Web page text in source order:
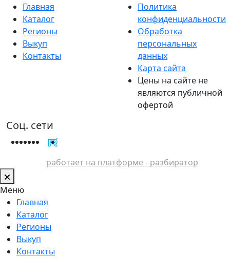
Главная
Каталог
Регионы
Выкуп
Контакты
Политика
конфиденциальности
Обработка
персональных
данных
Карта сайта
Цены на сайте не
являются публичной
офертой
Соц. сети
работает на платформе - разбиратор
Меню
Главная
Каталог
Регионы
Выкуп
Контакты